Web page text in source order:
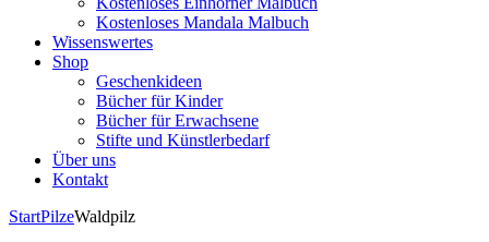
Kostenloses Mandala Malbuch
Wissenswertes
Shop
Geschenkideen
Bücher für Kinder
Bücher für Erwachsene
Stifte und Künstlerbedarf
Über uns
Kontakt
StartPilzeWaldpilz